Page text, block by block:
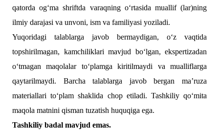
qatorda og‘ma shriftda varaqning o‘rtasida muallif (lar)ning
ilmiy darajasi va unvoni, ism va familiyasi yoziladi.
Yuqoridagi talablarga javob bermaydigan, o‘z vaqtida
topshirilmagan, kamchiliklari mavjud bo‘lgan, ekspertizadan
o‘tmagan maqolalar to‘plamga kiritilmaydi va mualliflarga
qaytarilmaydi. Barcha talablarga javob bergan ma’ruza
materiallari to‘plam shaklida chop etiladi. Tashkiliy qo‘mita
maqola matnini qisman tuzatish huquqiga ega.
Tashkiliy badal mavjud emas.